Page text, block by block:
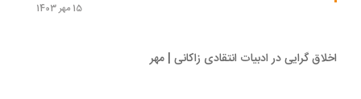
گرایی در ادبیات انتقادی زاکانی | مهر